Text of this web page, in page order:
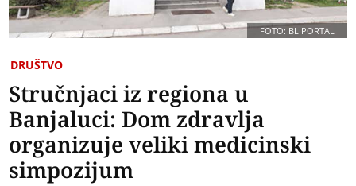
FOTO: BL PORTAL
DRUŠTVO
Stručnjaci iz regiona u
Banjaluci: Dom zdravlja
organizuje veliki medicinski
simpozijum